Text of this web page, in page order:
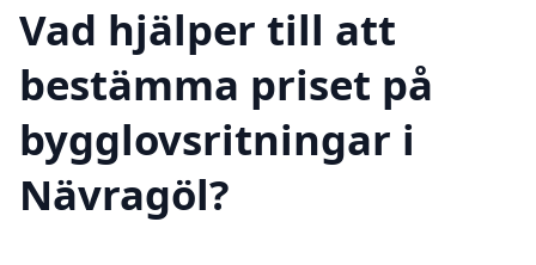
Vad hjälper till att
bestämma priset på
bygglovsritningar i
Nävragöl?